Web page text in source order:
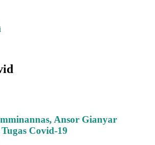
Ansor Gianyar
Covid-19